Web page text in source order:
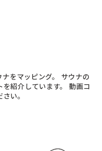
をマッピング。
サウナの
紹介しています。
動画コ
い。